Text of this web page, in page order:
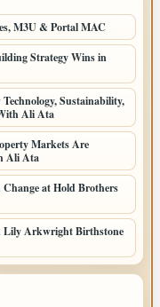
M3U & Portal MAC
Strategy Wins in
Sustainability,
Ali Ata
Markets Are
Ali Ata
at Hold Brothers
Lily Arkwright Birthstone